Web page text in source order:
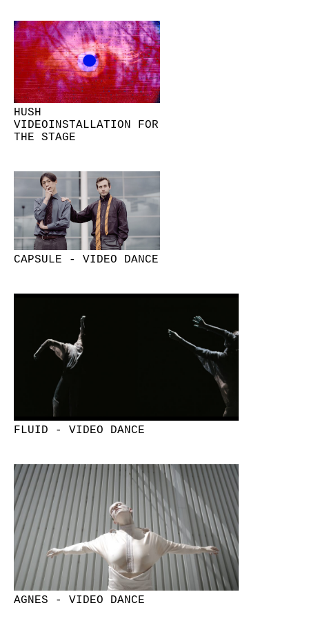
HUSH
VIDEOINSTALLATION FOR
THE STAGE
CAPSULE - VIDEO DANCE
FLUID - VIDEO DANCE
AGNES - VIDEO DANCE